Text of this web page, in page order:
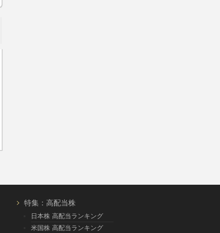
特集：高配当株
日本株 高配当ランキング
米国株 高配当ランキング